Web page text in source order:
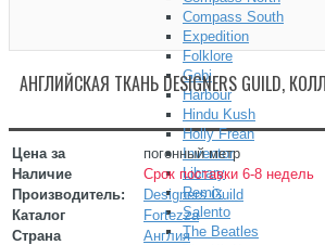
Compass South
Expedition
Folklore
Gobi
Harbour
Hindu Kush
Holly Frean
Inventor
Library
Remix
Salento
The Beatles
АНГЛИЙСКАЯ ТКАНЬ DESIGNERS GUILD,
Цена за
погонный метр
Наличие
Срок поставки 6-8 недель
Производитель:
Designers Guild
Каталог
Fortezza
Страна
Англия